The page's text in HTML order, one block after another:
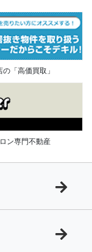
「高価買取」
ン専門不動産